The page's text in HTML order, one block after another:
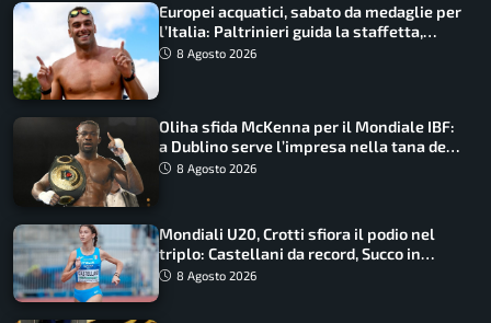
Europei acquatici, sabato da medaglie per
l’Italia: Paltrinieri guida la staffetta,
Barnabà sogna l’oro dalle grandi altezze
8 Agosto 2026
Oliha sfida McKenna per il Mondiale IBF:
a Dublino serve l’impresa nella tana del
lupo8 Agosto 2026
Mondiali U20, Crotti sfiora il podio nel
triplo: Castellani da record, Succo in
finale
8 Agosto 2026